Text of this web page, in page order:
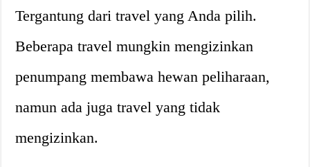
Tergantung dari travel yang Anda pilih.
Beberapa travel mungkin mengizinkan
penumpang membawa hewan peliharaan,
namun ada juga travel yang tidak
mengizinkan.